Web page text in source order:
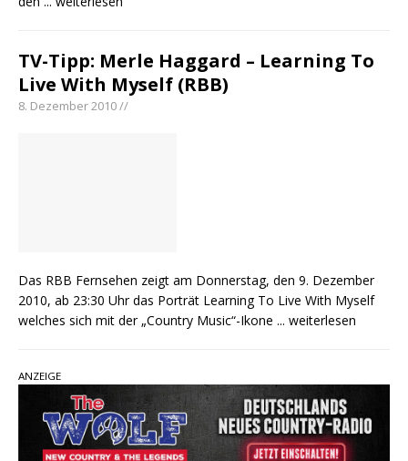
TV-Tipp: Merle Haggard – Learning To
Live With Myself (RBB)
8. Dezember 2010 //
Das RBB Fernsehen zeigt am Donnerstag, den 9. Dezember
2010, ab 23:30 Uhr das Porträt Learning To Live With Myself
welches sich mit der „Country Music“-Ikone ... weiterlesen
ANZEIGE